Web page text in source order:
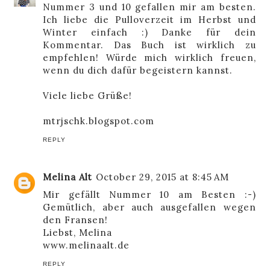
Nummer 3 und 10 gefallen mir am besten.
Ich liebe die Pulloverzeit im Herbst und
Winter einfach :) Danke für dein
Kommentar. Das Buch ist wirklich zu
empfehlen! Würde mich wirklich freuen,
wenn du dich dafür begeistern kannst.
Viele liebe Grüße!
mtrjschk.blogspot.com
REPLY
Melina Alt October 29, 2015 at 8:45 AM
Mir gefällt Nummer 10 am Besten :-)
Gemütlich, aber auch ausgefallen wegen
den Fransen!
Liebst, Melina
www.melinaalt.de
REPLY